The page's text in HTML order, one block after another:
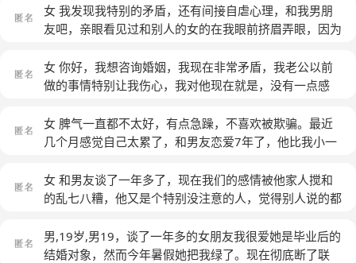
好 有一次跟对象在一起的时候因为一点小事发生口角差
点把房子点着啦 父母知道这件事以后更坚决不同意了 但
总觉得是在背后说我所以我谁也不想见就想一个人呆着
女 我发现我特别的矛盾，还有间接自虐心理，和我男朋
友吧，亲眼看见过和别人的女的在我眼前挤眉弄眼，因为
么，可是我心理这关过不了，明明跟喜欢他，也为他放弃
考试，也为他不顾爸妈的感受以及阻拦去了他的城市，可
默，最后我回家了，只有爸妈帮我，回家和他还有联系，
可还是很想和他在一起，但我一直把他往外推，心里已经
貌，每天沉静游戏中，家人对我很失望，但是想着我和弟
弟的教育方法和对我的爱仅是大可不同，父母的经常吵架
会想着我们不可能，没有真正的爱情，都是交易(匿名)
女 你好，我想咨询婚姻，我现在非常矛盾，我老公以前
做的事情特别让我伤心，我对他现在就是，没有一点感
现在遇到了一个对特别好的人，跟他在一起我每天都特别
开心，可是父母给的压力太大了，我现在要怎么做(匿名)
女 脾气一直都不太好，有点急躁，不喜欢被欺骗。最近
几个月感觉自己太累了，和男友恋爱7年了，他比我小一
好就好了，以前在一起很幸福，他总是让着我，现在感觉
他连自己都顾不了，更别说我了。他懦弱，没主见，对我
后，我会特别恨自己，恨自己现在这个样子，会自己打自
己，想一死解脱，莫名想哭，孤单。我要怎么办？(匿名)
女 和男友谈了一年多了，现在我们的感情被他家人搅和
的乱七八糟，他又是个特别没注意的人，觉得别人说的都
该怎么办了，麻烦指点(匿名)
男,19岁,男19，谈了一年多的女朋友我很爱她是毕业后的
结婚对象，然而今年暑假她把我绿了。现在彻底断了联